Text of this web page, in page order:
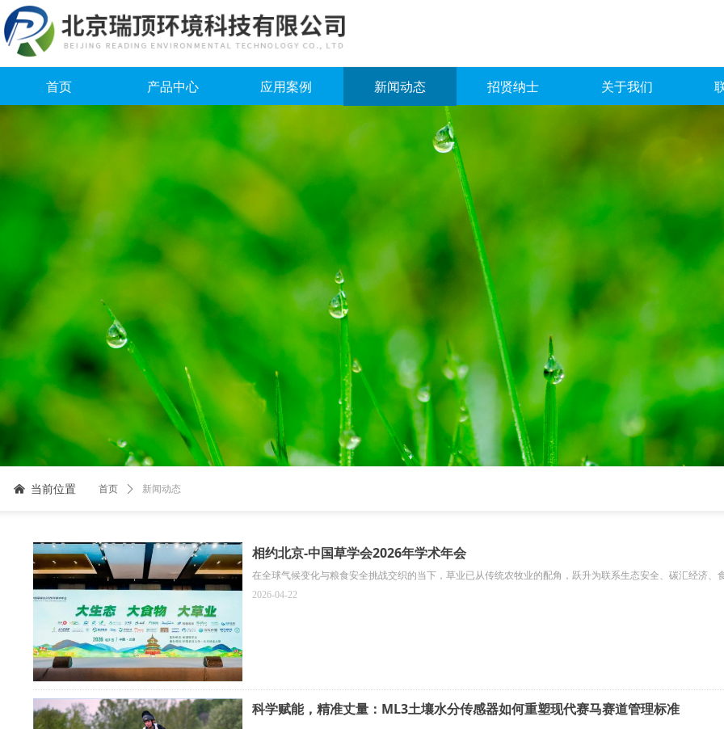
首页 产品中心 应用案例 新闻动态 招贤纳士 关于我们
相约北京-中国草学会2026年学术年会
在全球气候变化与粮食安全挑战交织的当下，草业已从传统农牧业的配角，跃升为联系生态安全、碳汇经济、
2026-04-22
科学赋能，精准丈量：ML3土壤水分传感器如何重塑现代赛马赛道管理标准
낀 当前位置 首页 ꄲ 新闻动态